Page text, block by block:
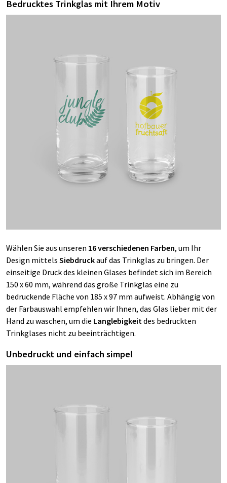
Bedrucktes Trinkglas mit Ihrem Motiv
Wählen Sie aus unseren 16 verschiedenen Farben, um Ihr
Design mittels Siebdruckauf das Trinkglas zu bringen. Der
einseitige Druck des kleinen Glases befindet sich im Bereich
150 x 60 mm, während das große Trinkglas eine zu
bedruckende Fläche von 185 x 97 mm aufweist. Abhängig von
der Farbauswahl empfehlen wir Ihnen, das Glas lieber mit der
Hand zu waschen, um die Langlebigkeit des bedruckten
Trinkglases nicht zu beeinträchtigen.
Unbedruckt und einfach simpel